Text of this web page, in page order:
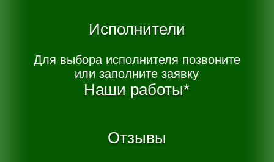
Исполнители
Для выбора исполнителя позвоните
или заполните заявку
Наши работы*
Отзывы